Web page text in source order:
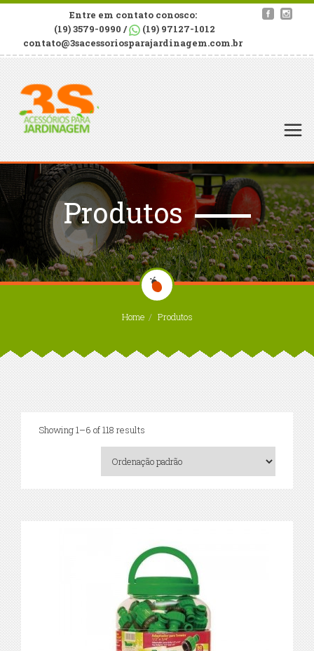
Entre em contato conosco:
(19) 3579-0990 /
(19) 97127-1012
contato@3sacessoriosparajardinagem.com.br
Produtos
Home Produtos
Showing 1–6 of 118 results